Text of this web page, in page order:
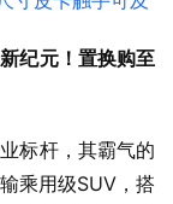
纪元！ 置换购至
标杆，其霸气的
乘用级SUV，搭